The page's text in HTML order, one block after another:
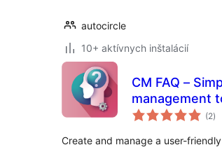
autocircle
10+ aktívnych inštalácií
CM FAQ – Simplify support with an intuitive FAQ
management
(2)
Create and manage a user-